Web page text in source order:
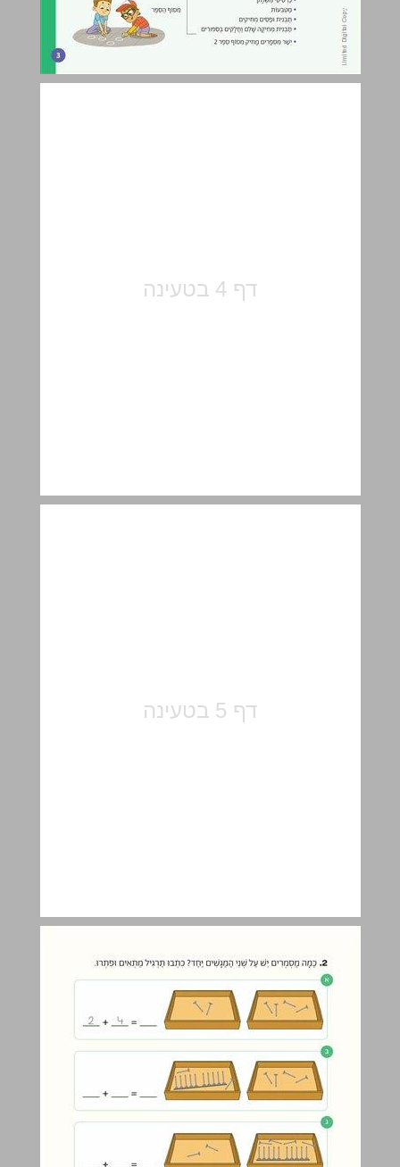
א. מֵהָעֲשֶׂרֶת הָרִאשׁוֹנָה לָעשֲֶׂרֶת הַשְׁנִיָה ... 5